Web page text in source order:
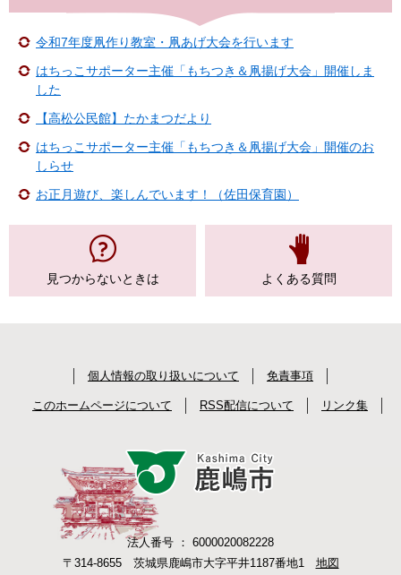
令和7年度凧作り教室・凧あげ大会を行います
はちっこサポーター主催「もちつき＆凧揚げ大会」開催しま
した
【高松公民館】たかまつだより
はちっこサポーター主催「もちつき＆凧揚げ大会」開催のお
しらせ
お正月遊び、楽しんでいます！（佐田保育園）
見つからないときは よくある質問
個人情報の取り扱いについて 免責事項
このホームページについて RSS配信について リンク集
法人番号 ： 6000020082228
〒314-8655 茨城県鹿嶋市大字平井1187番地1 地図